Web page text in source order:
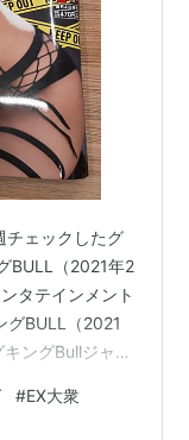
チェックしたグ
BULL（2021年2
タテインメント
グBULL（2021
ングBullジャッ
認。26ページ
#EX大衆